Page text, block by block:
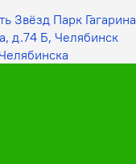
Звёзд Парк Гагарина
д.74 Б, Челябинск